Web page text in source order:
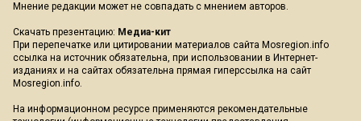
Мнение редакции может не совпадать с мнением авторов.
Скачать презентацию: Медиа-кит
При перепечатке или цитировании материалов сайта Mosregion.info
ссылка на источник обязательна, при использовании в Интернет-
изданиях и на сайтах обязательна прямая гиперссылка на сайт
Mosregion.info.
На информационном ресурсе применяются рекомендательные